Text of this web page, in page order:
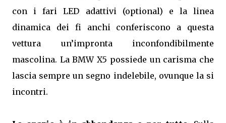
con i fari LED adattivi (optional) e la linea
dinamica dei fi anchi conferiscono a questa
vettura un’impronta inconfondibilmente
mascolina. La BMW X5 possiede un carisma che
lascia sempre un segno indelebile, ovunque la si
incontri.